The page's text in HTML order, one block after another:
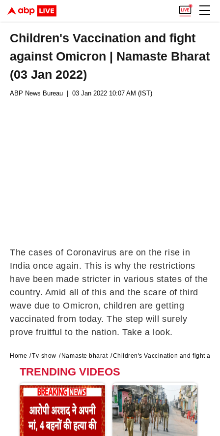
Children's Vaccination and fight
against Omicron | Namaste Bharat
(03 Jan 2022)
ABP News Bureau | 03 Jan 2022 10:07 AM (IST)
The cases of Coronavirus are on the rise in
India once again. This is why the restrictions
have been made stricter in various states of the
country. Amid all of this and the scare of third
wave due to Omicron, children are getting
vaccinated from today. The step will surely
prove fruitful to the nation. Take a look.
Home Tv-show Namaste bharat Children's Vaccination and fight
TRENDING VIDEOS